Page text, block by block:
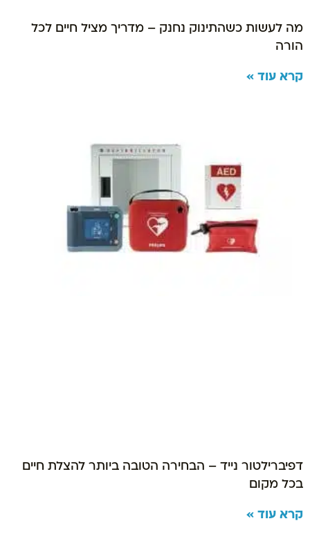
מה לעשות כשהתינוק נחנק – מדריך מציל חיים לכל
הורה
קרא עוד »
דפיברילטור נייד – הבחירה הטובה ביותר להצלת חיים
בכל מקום
קרא עוד »